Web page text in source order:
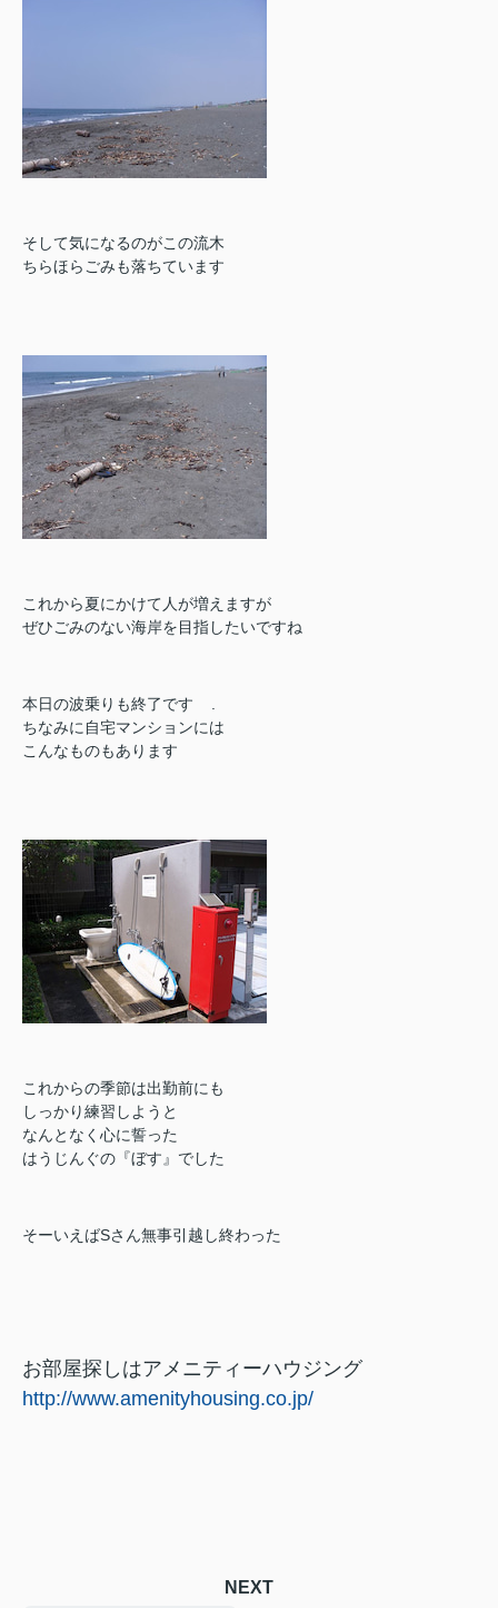
そして気になるのがこの流木
ちらほらごみも落ちています
これから夏にかけて人が増えますが
ぜひごみのない海岸を目指したいですね
本日の波乗りも終了です
ちなみに自宅マンションには
こんなものもあります
これからの季節は出勤前にも
しっかり練習しようと
なんとなく心に誓った
はうじんぐの『ぼす』でした
そーいえばSさん無事引越し終わった
お部屋探しはアメニティーハウジング
http://www.amenityhousing.co.jp/
NEXT